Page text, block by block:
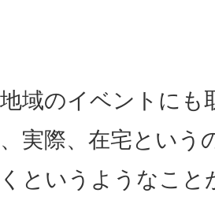
域のイベントにも
実際、在宅という
というようなこと